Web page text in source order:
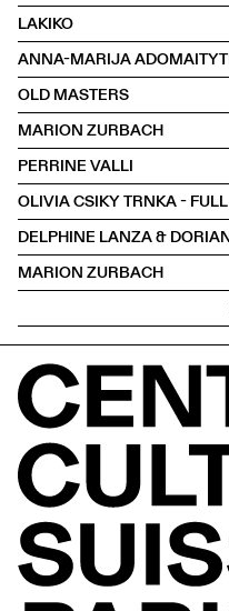
LAKIKO
ANNA-MARIJA
OLD MASTERS
MARION ZURBACH
PERRINE VALLI
OLIVIA CSIKY TRNKA -
DELPHINE LANZA &
MARION ZURBACH